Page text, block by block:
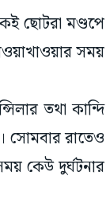
ছোটরা মণ্ডপে
সময়
তথা কান্দি
সোমবার রাতেও
কেউ দুর্ঘটনার